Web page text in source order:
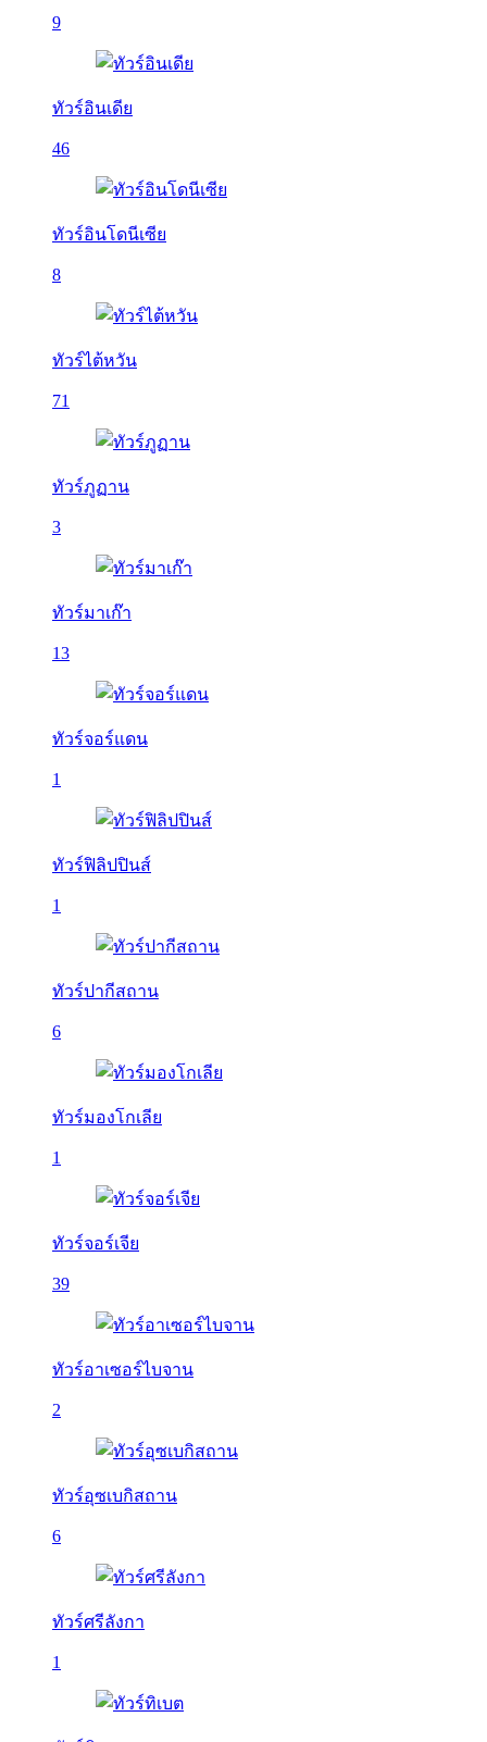
9
ทัวร์อินเดีย
46
ทัวร์อินโดนีเซีย
8
ทัวร์ไต้หวัน
71
ทัวร์ภูฏาน
3
ทัวร์มาเก๊า
13
ทัวร์จอร์แดน
1
ทัวร์ฟิลิปปินส์
1
ทัวร์ปากีสถาน
6
ทัวร์มองโกเลีย
1
ทัวร์จอร์เจีย
39
ทัวร์อาเซอร์ไบจาน
2
ทัวร์อุซเบกิสถาน
6
ทัวร์ศรีลังกา
1